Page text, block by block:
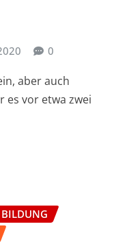
0
aber auch
es vor etwa zwei
BILDUNG